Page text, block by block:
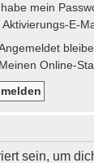
mein
Aktivierungs-E-
Meinen Online-
sein, um